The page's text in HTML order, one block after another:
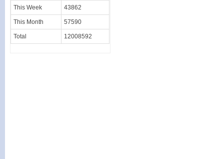
This Week 43862
This Month 57590
Total 12008592